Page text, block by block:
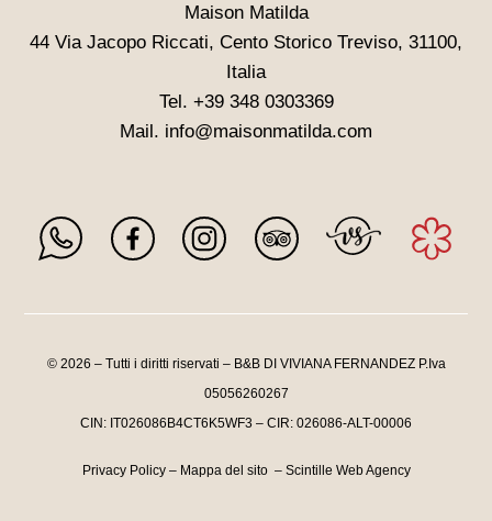
Maison Matilda
44 Via Jacopo Riccati, Cento Storico Treviso, 31100,
Italia
Tel. +39 348 0303369
Mail. info@maisonmatilda.com
© 2026 – Tutti i diritti riservati – B&B DI VIVIANA FERNANDEZ P.Iva
05056260267
CIN: IT026086B4CT6K5WF3 – CIR: 026086-ALT-00006
Privacy Policy– Mappa del sito – Scintille Web Agency